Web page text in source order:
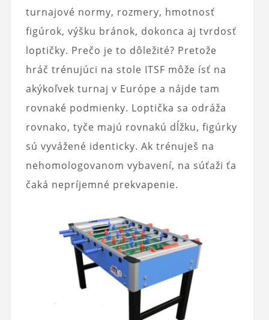
turnajové normy, rozmery, hmotnosť
figúrok, výšku bránok, dokonca aj tvrdosť
loptičky. Prečo je to dôležité? Pretože
hráč trénujúci na stole ITSF môže ísť na
akýkoľvek turnaj v Európe a nájde tam
rovnaké podmienky. Loptička sa odráža
rovnako, tyče majú rovnakú dĺžku, figúrky
sú vyvážené identicky. Ak trénuješ na
nehomologovanom vybavení, na súťaži ťa
čaká nepríjemné prekvapenie.